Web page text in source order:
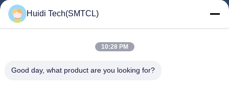
Produits
Vidéos
Visite D'usine
Huidi Tech(SMTCL)
10:28 PM
Good day, what product are you looking for?